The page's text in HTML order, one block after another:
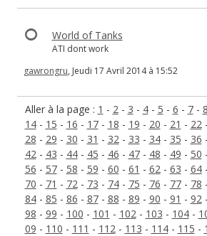
Aller à la page : 1 - 2- 3 - 4- 5 - 6 - 7- 8
14- 15 - 16 - 17- 18 - 19 - 20 - 21 - 22-
28 - 29 - 30 - 31 - 32- 33 - 34- 35 - 36 -
42- 43 - 44- 45 - 46 - 47- 48 - 49 - 50 -
56 - 57- 58 - 59 - 60 - 61 - 62- 63 - 64-
70 - 71 - 72- 73 - 74- 75 - 76 - 77- 78 -
84- 85 - 86 - 87- 88 - 89 - 90 - 91 - 92-
98 - 99 - 100 - 101 - 102- 103 - 104-
09 - 110 - 111 - 112- 113 - 114- 115 -
World of Tanks
ATI dont work
gawrongru, Jeudi 17 Avril 2014 à 15:52